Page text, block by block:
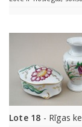
Lote 18 - Rīgas